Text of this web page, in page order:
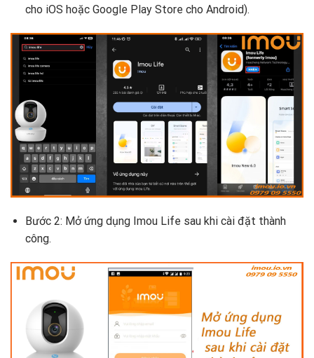
cho iOS hoặc Google Play Store cho Android).
Bước 2: Mở ứng dụng Imou Life sau khi cài đặt thành
công.